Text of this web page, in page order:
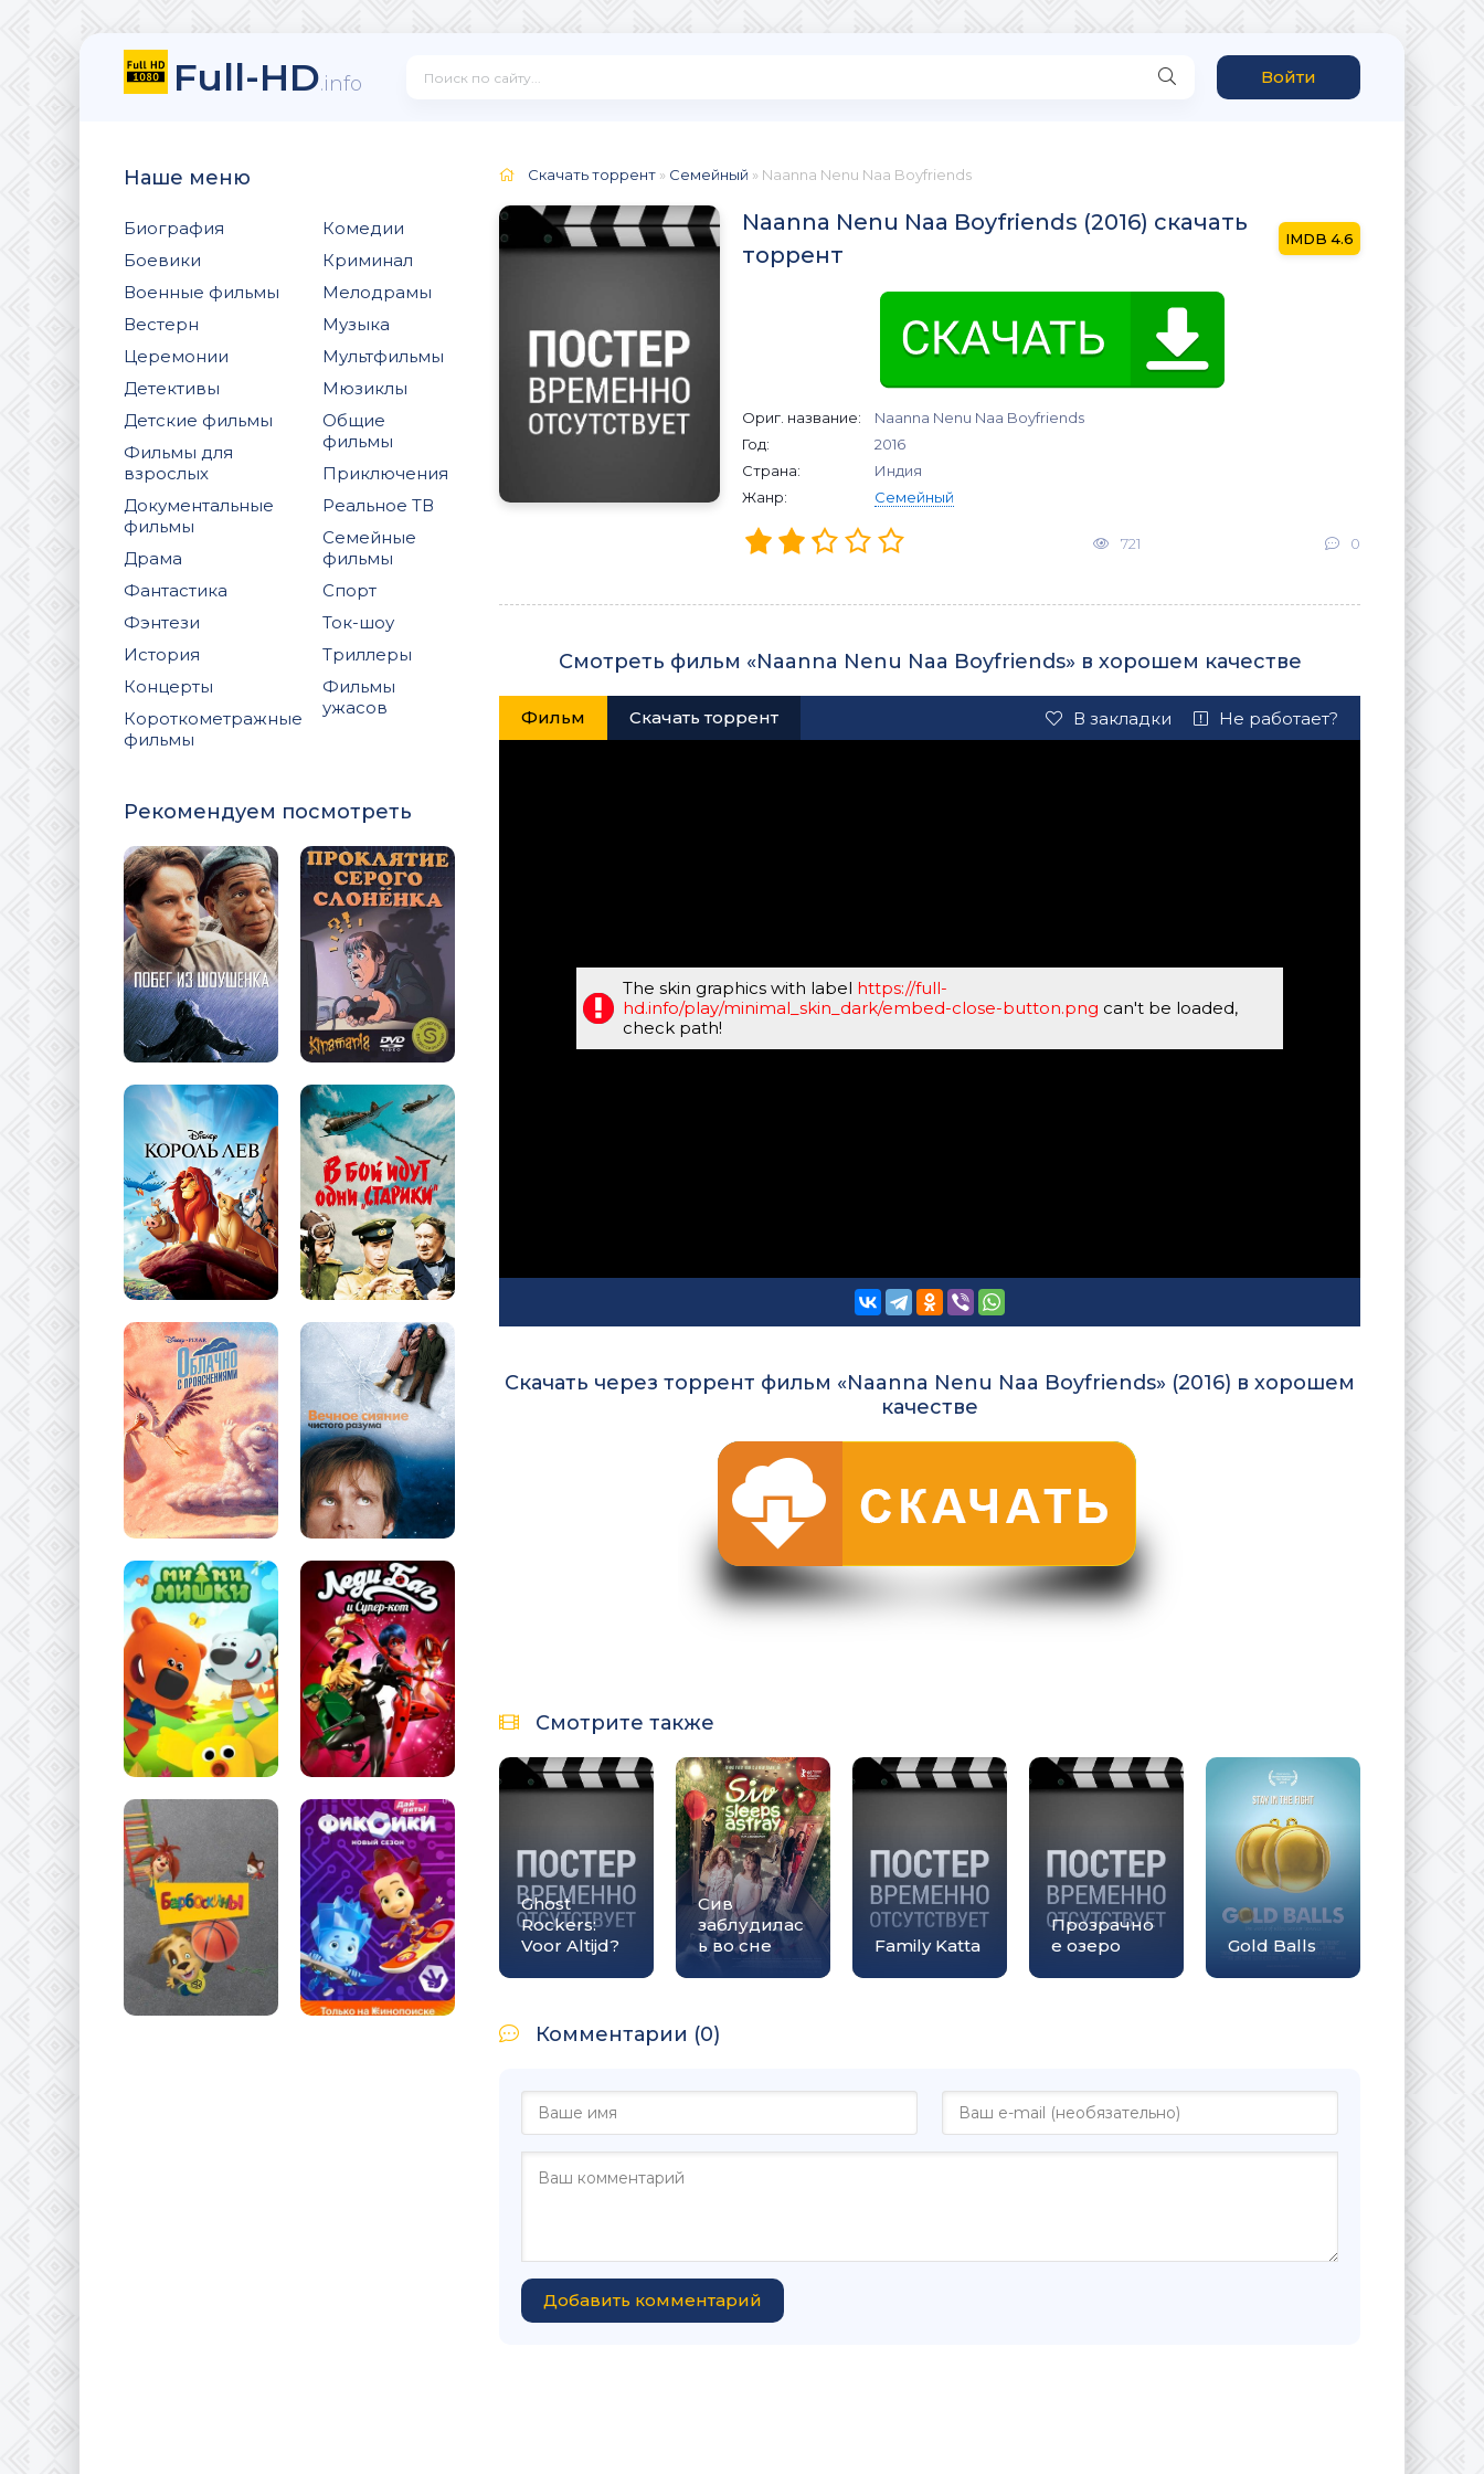
Full-HD.info Войти
Наше меню
Биография
Боевики
Военные фильмы
Вестерн
Церемонии
Детективы
Детские фильмы
Фильмы для
взрослых
Документальные
фильмы
Драма
Фантастика
Фэнтези
История
Концерты
Короткометражные
фильмы
Комедии
Криминал
Мелодрамы
Музыка
Мультфильмы
Мюзиклы
Общие
фильмы
Приключения
Реальное ТВ
Семейные
фильмы
Спорт
Ток-шоу
Триллеры
Фильмы
ужасов
Рекомендуем посмотреть
Скачать торрент » Семейный » Naanna Nenu Naa Boyfriends
Naanna Nenu Naa Boyfriends (2016) скачать
торрент
4.6
Ориг. название:
Naanna Nenu Naa Boyfriends
Год:
2016
Страна:
Индия
Жанр:
Семейный
721 0
Смотреть фильм «Naanna Nenu Naa Boyfriends» в хорошем качестве
Фильм Скачать торрент В закладки Не работает?
The skin graphics with label https://full-
hd.info/play/minimal_skin_dark/embed-close-button.png can't be loaded,
check path!
Скачать через торрент фильм «Naanna Nenu Naa Boyfriends» (2016) в хорошем
качестве
Смотрите также
Ghost
Rockers:
Voor Altijd?
Сив
заблудилас
ь во сне
Family Katta
Прозрачно
е озеро
Gold Balls
Комментарии (0)
Добавить комментарий